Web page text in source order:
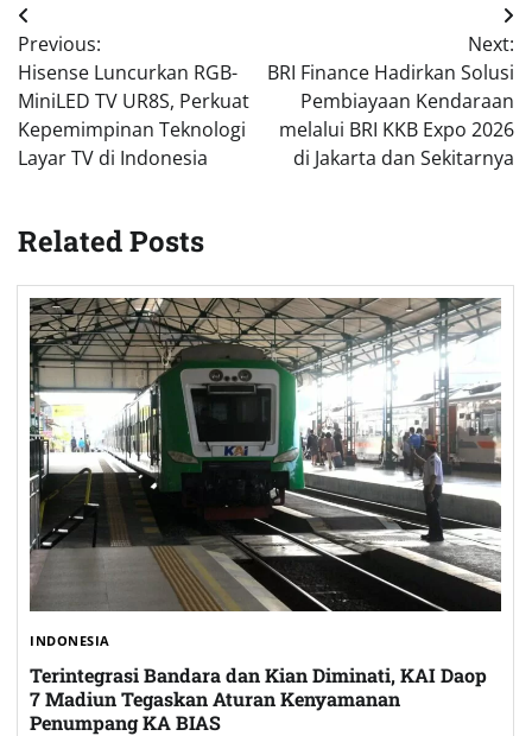
Post
navigation
Previous:
Hisense Luncurkan RGB-
MiniLED TV UR8S, Perkuat
Kepemimpinan Teknologi
Layar TV di Indonesia
Next:
BRI Finance Hadirkan Solusi
Pembiayaan Kendaraan
melalui BRI KKB Expo 2026
di Jakarta dan Sekitarnya
Related Posts
INDONESIA
Terintegrasi Bandara dan Kian Diminati, KAI Daop
7 Madiun Tegaskan Aturan Kenyamanan
Penumpang KA BIAS